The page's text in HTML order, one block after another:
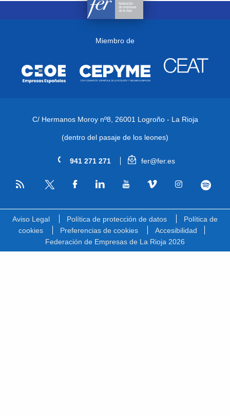
Miembro de
C/ Hermanos Moroy nº8, 26001 Logroño - La Rioja
(dentro del pasaje de los leones)
941 271 271 fer@fer.es
RSS
Aviso Legal Política de protección de datos
Política de
cookies
Preferencias de cookies
Accesibilidad
Federación de Empresas de La Rioja 2026